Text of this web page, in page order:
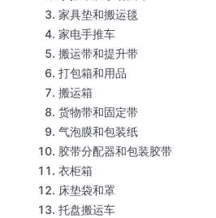
家具垫和搬运毯
家电手推车
搬运带和提升带
打包箱和用品
搬运箱
货物带和固定带
气泡膜和包装纸
胶带分配器和包装胶带
衣柜箱
床垫袋和罩
托盘搬运车